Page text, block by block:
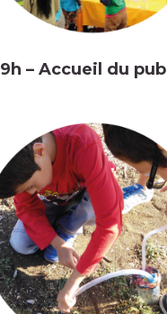
9h – Accueil du